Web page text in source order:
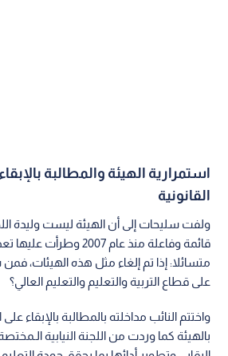
استمرارية الهيئة والمطالبة
القانونية
ولفت سليحات إلى أن الهيئة ليست
قائمة وفاعلة منذ عام 2007
متسائلا: إذا تم إلغاء مثل هذه الهيئات،
على قطاع التربية والتعليم والتعليم العالي؟
واختتم النائب مداخلته بالمطالبة بالإبقاء على
بالهيئة كما وردت من اللجنة النيابية